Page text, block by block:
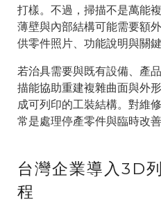
打樣。不過，掃描不是萬能
薄壁與內部結構可能需要額
供零件照片、功能說明與關鍵
若治具需要與既有設備、產
描能協助重建複雜曲面與外
成可列印的工裝結構。對維
常是處理停產零件與臨時改
台灣企業導入3D
程